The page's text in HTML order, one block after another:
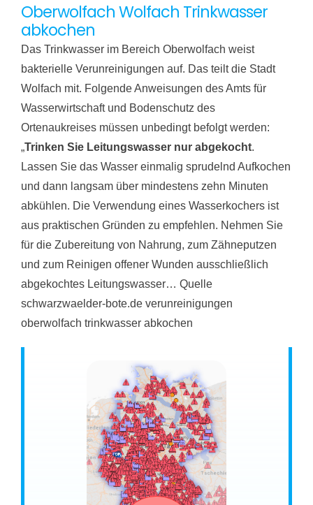
Oberwolfach Wolfach Trinkwasser
abkochen
Das Trinkwasser im Bereich Oberwolfach weist
bakterielle Verunreinigungen auf. Das teilt die Stadt
Wolfach mit. Folgende Anweisungen des Amts für
Wasserwirtschaft und Bodenschutz des
Ortenaukreises müssen unbedingt befolgt werden:
„Trinken Sie Leitungswasser nur abgekocht.
Lassen Sie das Wasser einmalig sprudelnd Aufkochen
und dann langsam über mindestens zehn Minuten
abkühlen. Die Verwendung eines Wasserkochers ist
aus praktischen Gründen zu empfehlen. Nehmen Sie
für die Zubereitung von Nahrung, zum Zähneputzen
und zum Reinigen offener Wunden ausschließlich
abgekochtes Leitungswasser… Quelle
schwarzwaelder-bote.de verunreinigungen
oberwolfach trinkwasser abkochen